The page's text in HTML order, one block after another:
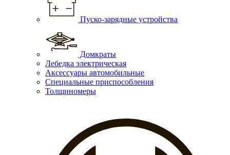
Пуско-зарядные устройства
Домкраты
Лебедка электрическая
Аксессуары автомобильные
Специальные приспособления
Толщиномеры